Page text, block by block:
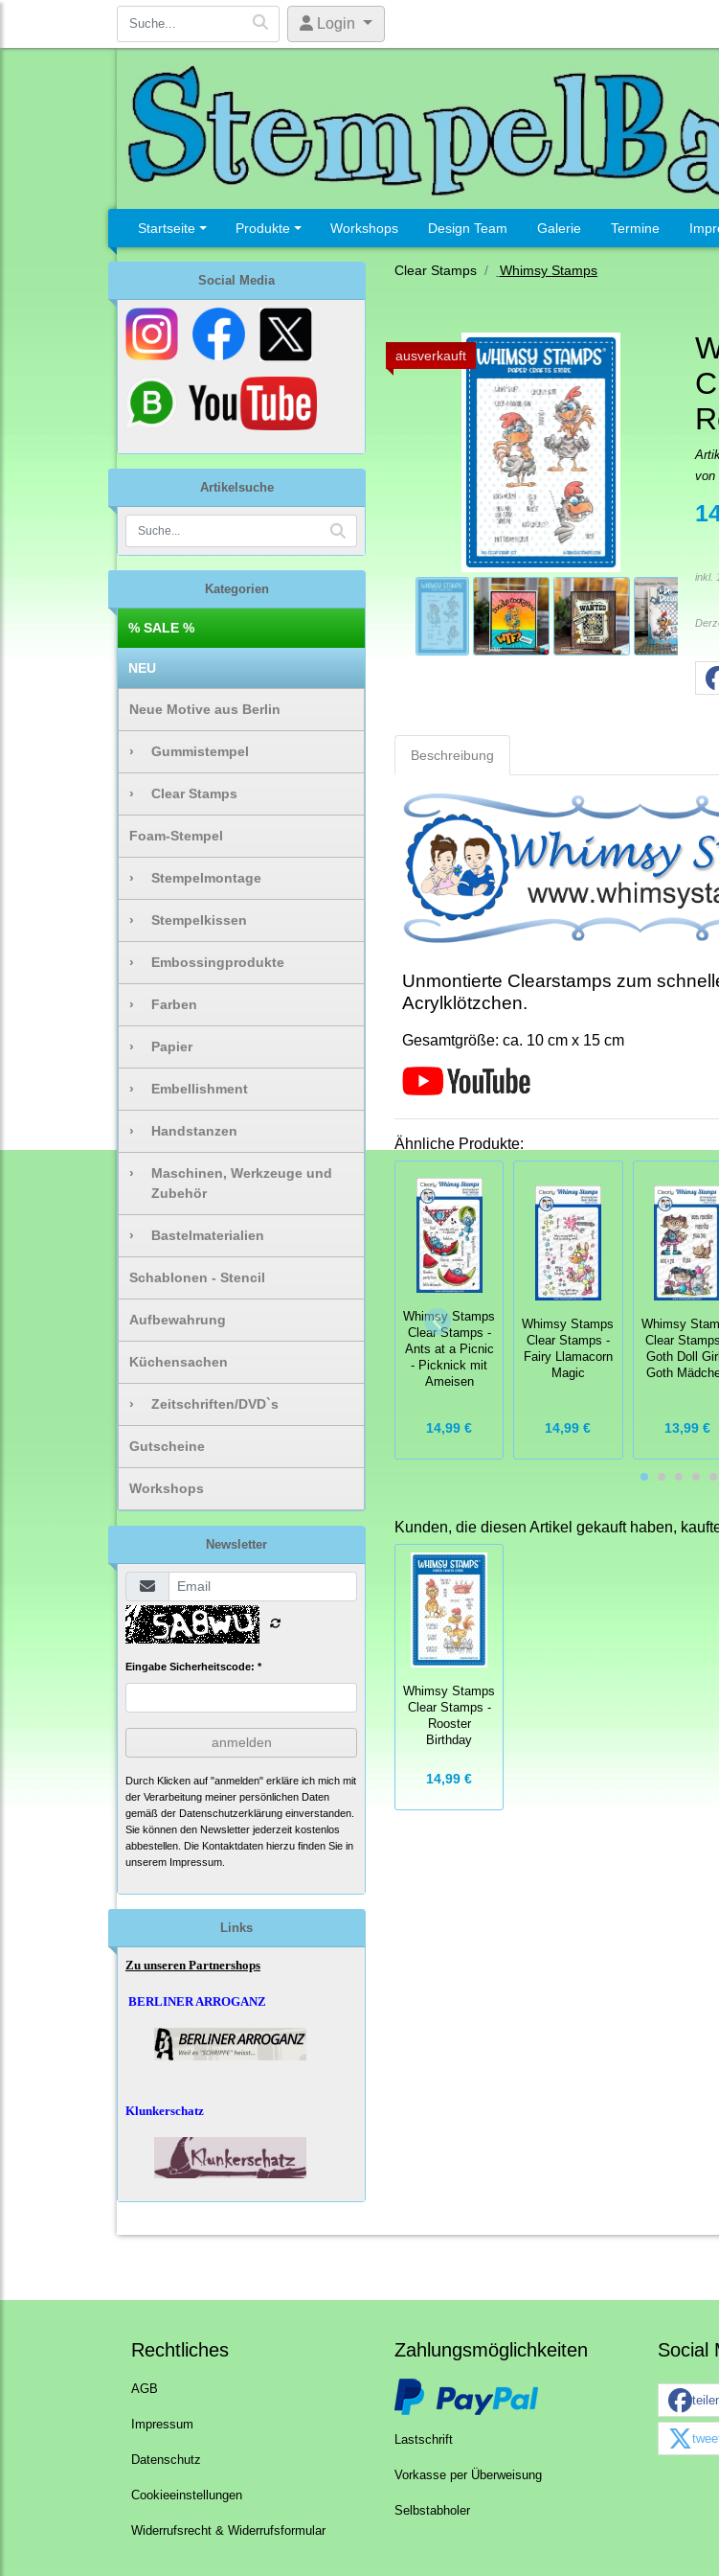
Login
Startseite Produkte Workshops Design Team Galerie Termine
Social Media
Artikelsuche
Kategorien
% SALE %
NEU
Neue Motive aus Berlin
› Gummistempel
› Clear Stamps
Foam-Stempel
› Stempelmontage
› Stempelkissen
› Embossingprodukte
› Farben
› Papier
› Embellishment
› Handstanzen
›
Maschinen, Werkzeuge und
Zubehör
› Bastelmaterialien
Schablonen - Stencil
Aufbewahrung
Küchensachen
› Zeitschriften/DVD`s
Gutscheine
Workshops
Newsletter
Eingabe Sicherheitscode: *
anmelden
Durch Klicken auf "anmelden" erkläre ich mich mit
der Verarbeitung meiner persönlichen Daten
gemäß der Datenschutzerklärung einverstanden.
Sie können den Newsletter jederzeit kostenlos
abbestellen. Die Kontaktdaten hierzu finden Sie in
unserem Impressum.
Links
Zu unseren Partnershops
BERLINER ARROGANZ
Klunkerschatz
Clear Stamps Whimsy Stamps
ausverkauft
von
inkl.
Beschreibung
Unmontierte Clearstamps zum
Acrylklötzchen.
Gesamtgröße: ca. 10 cm x 15 cm
Ähnliche Produkte:
Whimsy Stamps
Clear Stamps -
Ants at a Picnic
- Picknick mit
Ameisen
14,99 €
Whimsy Stamps
Clear Stamps -
Fairy Llamacorn
Magic
14,99 €
Whimsy
Clear
Goth Doll
Goth
13,99 €
Kunden, die diesen Artikel gekauft haben,
Whimsy Stamps
Clear Stamps -
Rooster
Birthday
14,99 €
Rechtliches
AGB
Impressum
Datenschutz
Cookieeinstellungen
Widerrufsrecht & Widerrufsformular
Zahlungsmöglichkeiten
Lastschrift
Vorkasse per Überweisung
Selbstabholer
Social